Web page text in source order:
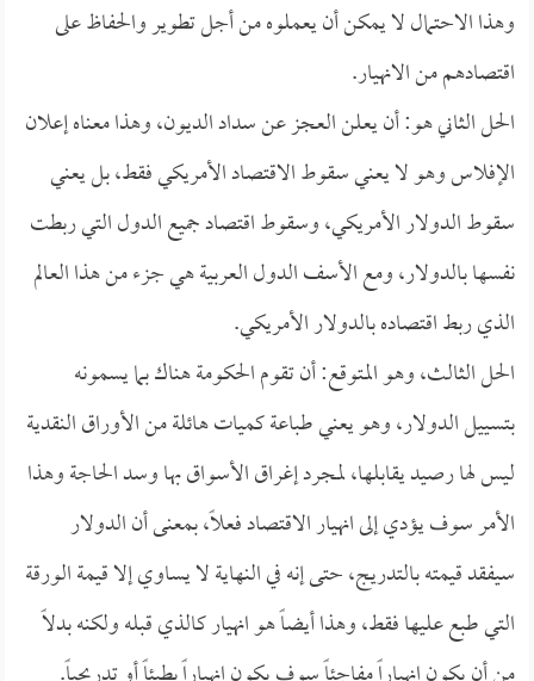
وهذا الاحتمال لا يمكن أن يعملوه من أجل تطوير والحفاظ على
اقتصادهم من الانهيار.
الحل الثاني هو: أن يعلن العجز عن سداد الديون، وهذا معناه إعلان
الإفلاس وهو لا يعني سقوط الاقتصاد الأمريكي فقط، بل يعني
سقوط الدولار الأمريكي، وسقوط اقتصاد جميع الدول التي ربطت
نفسها بالدولار، ومع الأسف الدول العربية هي جزء من هذا العالم
الذي ربط اقتصاده بالدولار الأمريكي.
الحل الثالث، وهو المتوقع: أن تقوم الحكومة هناك بما يسمونه
بتسييل الدولار، وهو يعني طباعة كميات هائلة من الأوراق النقدية
ليس لها رصيد يقابلها، لمجرد إغراق الأسواق بها وسد الحاجة وهذا
الأمر سوف يؤدي إلى انهيار الاقتصاد فعلاً، بمعنى أن الدولار
سيفقد قيمته بالتدريج، حتى إنه في النهاية لا يساوي إلا قيمة الورقة
التي طبع عليها فقط، وهذا أيضاً هو انهيار كالذي قبله ولكنه بدلاً